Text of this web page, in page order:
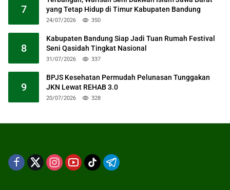
7
yang Tetap Hidup di Timur Kabupaten Bandung
24/07/2026 350
8
Kabupaten Bandung Siap Jadi Tuan Rumah Festival
Seni Qasidah Tingkat Nasional
31/07/2026 337
9
BPJS Kesehatan Permudah Pelunasan Tunggakan
JKN Lewat REHAB 3.0
20/07/2026 328